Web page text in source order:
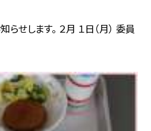
せします。 ２月 １日（月） 委員